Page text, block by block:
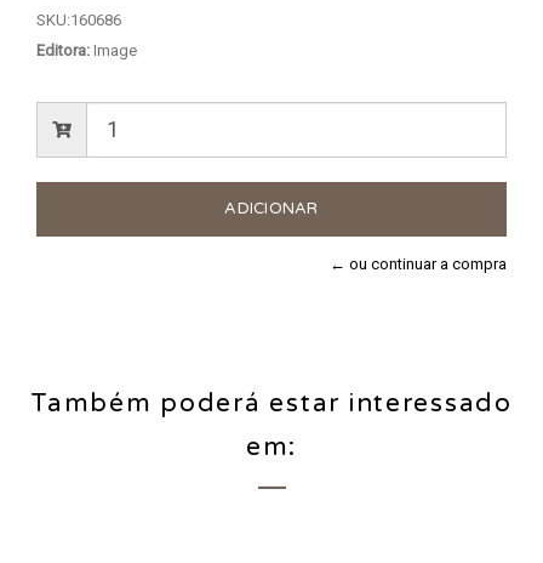
SKU:160686
Editora: Image
← ou continuar a compra
Também poderá estar interessado
em: